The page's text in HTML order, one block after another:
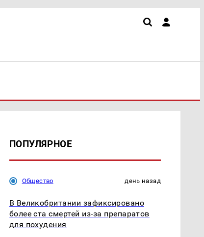
ПОПУЛЯРНОЕ
Общество день назад
В Великобритании зафиксировано
более ста смертей из-за препаратов
для похудения